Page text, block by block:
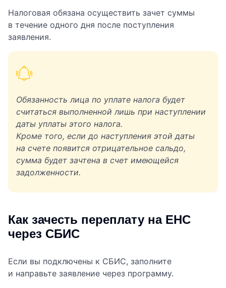
Налоговая обязана осуществить зачет суммы
в течение одного дня после поступления
заявления.
Обязанность лица по уплате налога будет
считаться выполненной лишь при наступлении
даты уплаты этого налога.
Кроме того, если до наступления этой даты
на счете появится отрицательное сальдо,
сумма будет зачтена в счет имеющейся
задолженности.
Как зачесть переплату на ЕНС
через СБИС
Если вы подключены к СБИС, заполните
и направьте заявление через программу.